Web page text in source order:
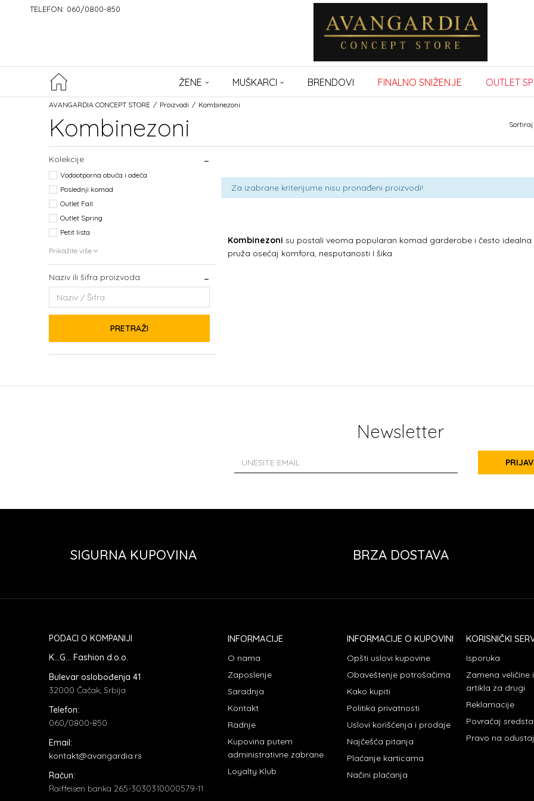
TELEFON: 060/0800-850
ŽENE MUŠKARCI BRENDOVI FINALNO SNIŽENJE OUTLET
AVANGARDIA CONCEPT STORE Proizvodi Kombinezoni
Kombinezoni Sortiraj
Kolekcije
Vodootporna obuća i odeća
Poslednji komad
Outlet Fall
Outlet Spring
Petit lista
Prikažite više
Naziv ili šifra proizvoda
PRETRAŽI
Za izabrane kriterijume nisu pronađeni proizvodi!
Kombinezoni su postali veoma popularan komad garderobe i često
pruža osećaj komfora, nesputanosti I šika
Newsletter
SIGURNA KUPOVINA BRZA DOSTAVA
PODACI O KOMPANIJI
K...G... Fashion d.o.o.
Bulevar oslobođenja 41
32000 Čačak, Srbija
Telefon:
060/0800-850
Email:
kontakt@avangardia.rs
Račun:
Raiffeisen banka 265-3030310000579-11
INFORMACIJE
O nama
Zaposlenje
Saradnja
Kontakt
Radnje
Kupovina putem
administrativne zabrane
Loyalty Klub
INFORMACIJE O KUPOVINI
Opšti uslovi kupovine
Obaveštenje potrošačima
Kako kupiti
Politika privatnosti
Uslovi korišćenja i prodaje
Najčešća pitanja
Plaćanje karticama
Načini plaćanja
KORISNIČKI
Isporuka
Zamena veličine
artikla za drugi
Reklamacije
Povraćaj
Pravo na